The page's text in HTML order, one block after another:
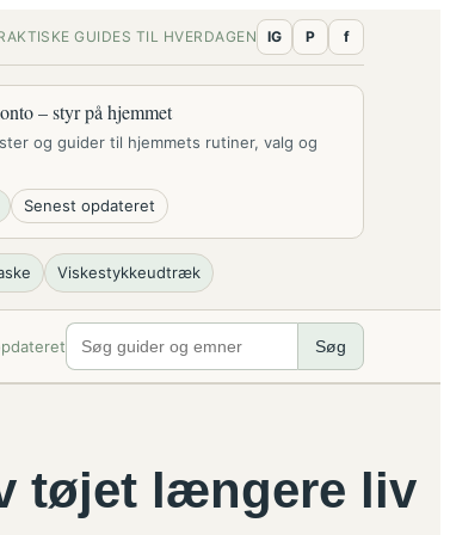
GUIDES TIL HVERDAGEN IG P f
– styr på hjemmet
og guider til hjemmets rutiner, valg og
Senest opdateret
Viskestykkeudtræk
Søg
tøjet længere liv